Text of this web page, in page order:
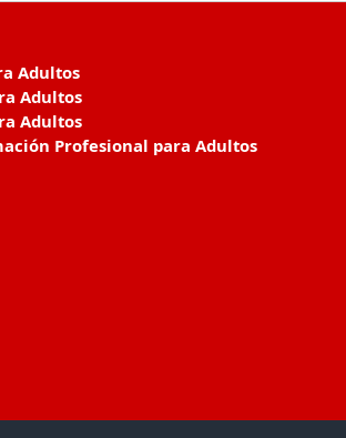
Adultos
Adultos
Adultos
Profesional para Adultos